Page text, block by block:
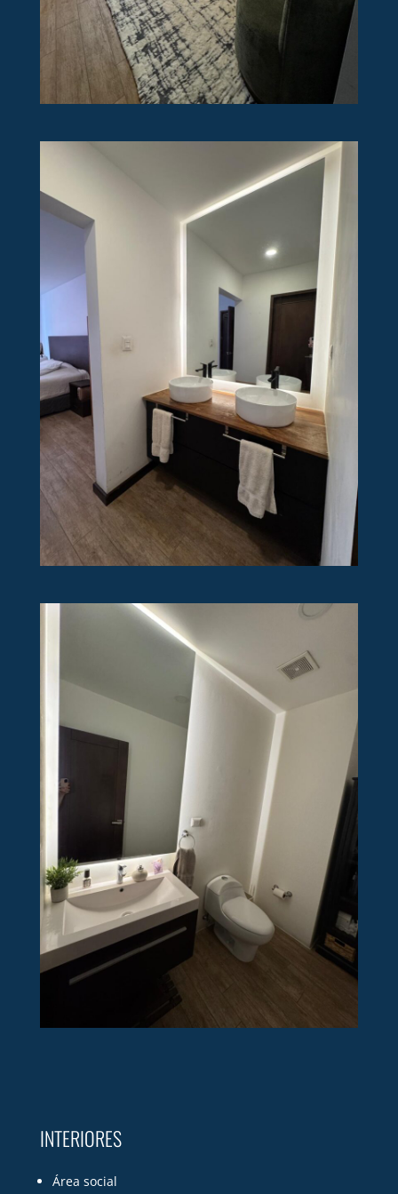
INTERIORES
Área social